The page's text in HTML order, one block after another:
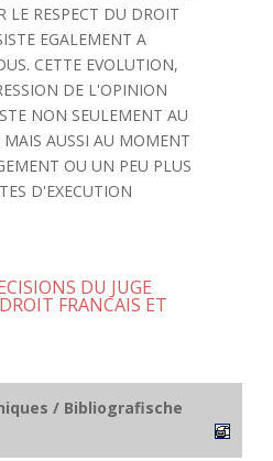
LE RESPECT DU DROIT
EGALEMENT A
CETTE EVOLUTION,
DE L'OPINION
NON SEULEMENT AU
AUSSI AU MOMENT
OU UN PEU PLUS
D'EXECUTION
DU JUGE
FRANCAIS ET
/ Bibliografische